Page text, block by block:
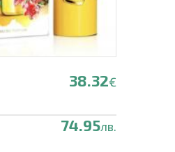
38.32€
74.95лв.